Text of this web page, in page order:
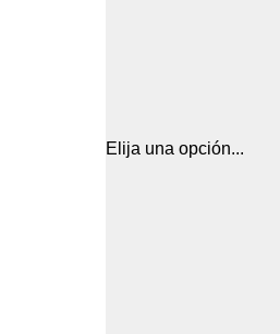
Elija una opción...